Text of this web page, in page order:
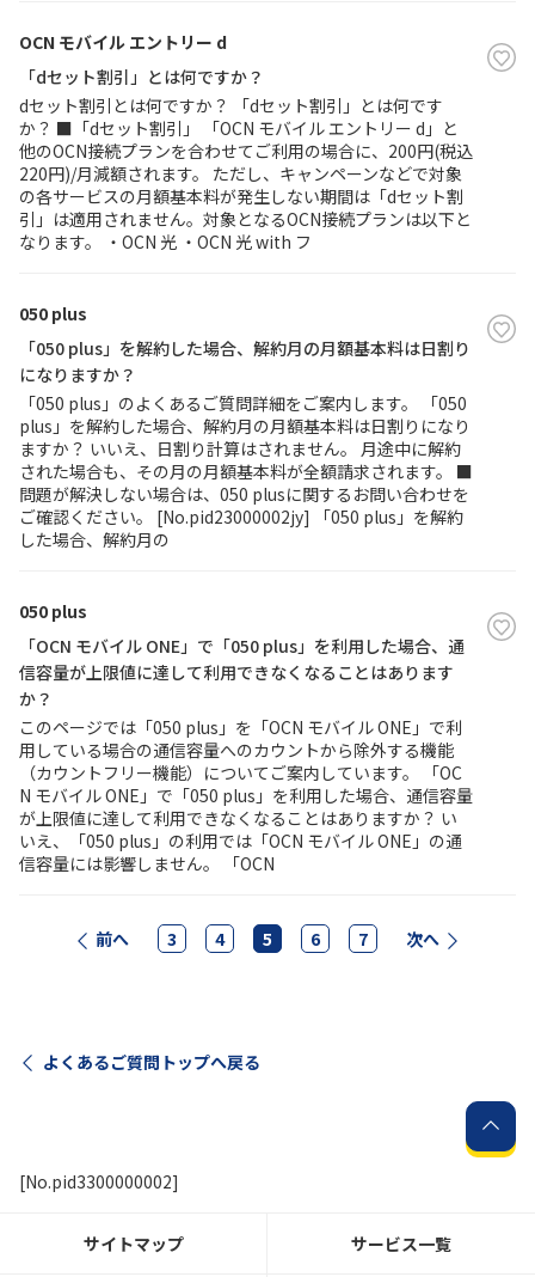
OCN モバイル エントリー d
「dセット割引」とは何ですか？
dセット割引とは何ですか？ 「dセット割引」とは何です
か？ ■「dセット割引」 「OCN モバイル エントリー d」と
他のOCN接続プランを合わせてご利用の場合に、200円(税込
220円)/月減額されます。 ただし、キャンペーンなどで対象
の各サービスの月額基本料が発生しない期間は「dセット割
引」は適用されません。対象となるOCN接続プランは以下と
なります。 ・OCN 光 ・OCN 光 with フ
050 plus
「050 plus」を解約した場合、解約月の月額基本料は日割り
になりますか？
「050 plus」のよくあるご質問詳細をご案内します。 「050
plus」を解約した場合、解約月の月額基本料は日割りになり
ますか？ いいえ、日割り計算はされません。 月途中に解約
された場合も、その月の月額基本料が全額請求されます。 ■
問題が解決しない場合は、050 plusに関するお問い合わせを
ご確認ください。 [No.pid23000002jy] 「050 plus」を解約
した場合、解約月の
050 plus
「OCN モバイル ONE」で「050 plus」を利用した場合、通
信容量が上限値に達して利用できなくなることはあります
か？
このページでは「050 plus」を「OCN モバイル ONE」で利
用している場合の通信容量へのカウントから除外する機能
（カウントフリー機能）についてご案内しています。 「OC
N モバイル ONE」で「050 plus」を利用した場合、通信容量
が上限値に達して利用できなくなることはありますか？ い
いえ、「050 plus」の利用では「OCN モバイル ONE」の通
信容量には影響しません。 「OCN
前へ 3 4 5 6 7 次へ
よくあるご質問トップへ戻る
[No.pid3300000002]
サイトマップ サービス一覧